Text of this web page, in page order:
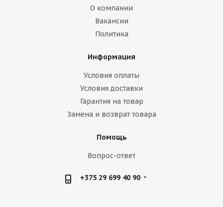
О компании
Вакансии
Политика
Информация
Условия оплаты
Условия доставки
Гарантия на товар
Замена и возврат товара
Помощь
Вопрос-ответ
+375 29 699 40 90